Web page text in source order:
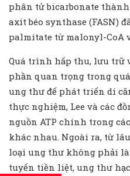
phân tử bicarbonate
axit béo synthase (FASN)
palmitate từ malonyl-CoA
Quá trình hấp thu, lưu trữ
phần quan trọng trong
ung thư để phát triển di
thực nghiệm, Lee và các
nguồn ATP chính trong
khác nhau. Ngoài ra, từ
loại ung thư không phải
tuyến tiền liệt, ung thư